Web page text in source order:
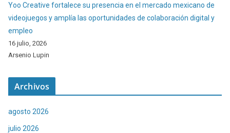
Yoo Creative fortalece su presencia en el mercado mexicano de
videojuegos y amplía las oportunidades de colaboración digital y
empleo
16 julio, 2026
Arsenio Lupin
Archivos
agosto 2026
julio 2026